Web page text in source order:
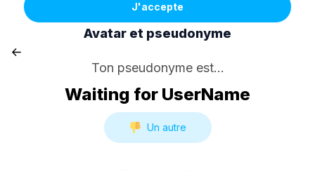
J'accepte
Avatar et pseudonyme
Ton pseudonyme est...
Waiting for UserName
Un autre